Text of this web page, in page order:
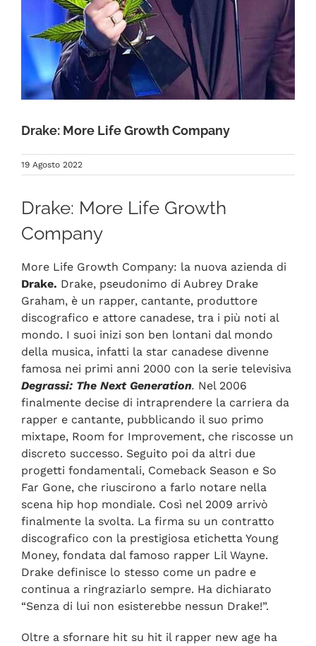
Drake: More Life Growth Company
19 Agosto 2022
Drake: More Life Growth
Company
More Life Growth Company: la nuova azienda di
Drake. Drake, pseudonimo di Aubrey Drake
Graham, è un rapper, cantante, produttore
discografico e attore canadese, tra i più noti al
mondo. I suoi inizi son ben lontani dal mondo
della musica, infatti la star canadese divenne
famosa nei primi anni 2000 con la serie televisiva
Degrassi: The Next Generation. Nel 2006
finalmente decise di intraprendere la carriera da
rapper e cantante, pubblicando il suo primo
mixtape, Room for Improvement, che riscosse un
discreto successo. Seguito poi da altri due
progetti fondamentali, Comeback Season e So
Far Gone, che riuscirono a farlo notare nella
scena hip hop mondiale. Così nel 2009 arrivò
finalmente la svolta. La firma su un contratto
discografico con la prestigiosa etichetta Young
Money, fondata dal famoso rapper Lil Wayne.
Drake definisce lo stesso come un padre e
continua a ringraziarlo sempre. Ha dichiarato
“Senza di lui non esisterebbe nessun Drake!”.
Oltre a sfornare hit su hit il rapper new age ha